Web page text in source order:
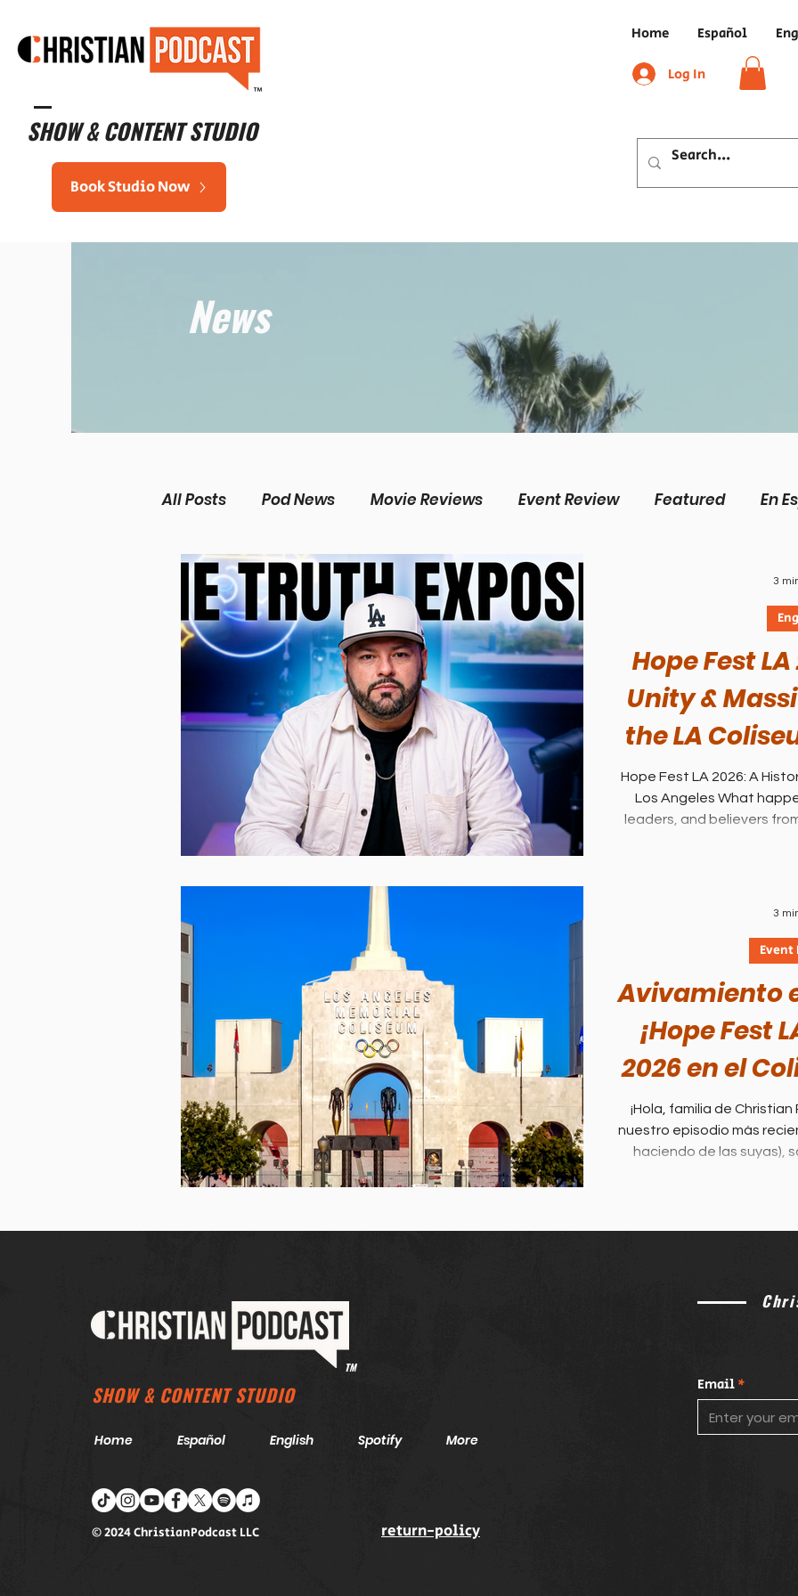
™
SHOW & CONTENT STUDIO
Book Studio Now
Home Español
Log In
News
All Posts Pod News Movie Reviews Event Review Featured En
The Chosen Music News CP Plus English
Christian living Women's Topics Science/Creation
Theological Issues Men's Topics Music Business
Película Cristiana Missions Música cristiana La Sala Estudio
Hope Fest
Unity &
the LA
with Samuel
of
Hope Fest LA 2026: A
Los Angeles What
leaders, and believers
of Hope (March 1 – April 9,
prayer, fasting, and
3
Avivamiento
¡Hope Fest
2026 en el
con
¡Hola, familia de
nuestro episodio más
haciendo de las suyas),
Event
3
TM
SHOW & CONTENT STUDIO
Home Español English Spotify More
© 2024 ChristianPodcast LLC return-policy
Email